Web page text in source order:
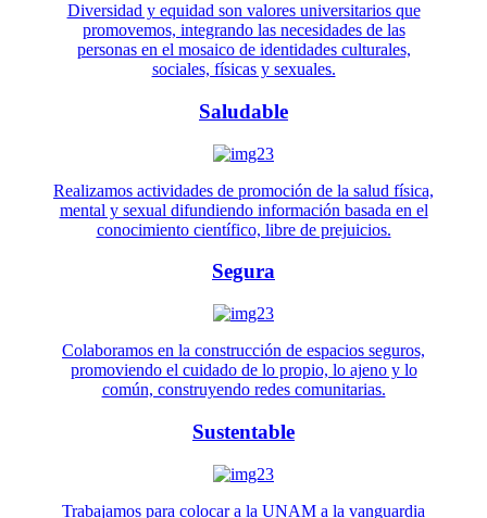
Diversidad y equidad son valores universitarios que
promovemos, integrando las necesidades de las
personas en el mosaico de identidades culturales,
sociales, físicas y sexuales.
Saludable
Realizamos actividades de promoción de la salud física,
mental y sexual difundiendo información basada en el
conocimiento científico, libre de prejuicios.
Segura
Colaboramos en la construcción de espacios seguros,
promoviendo el cuidado de lo propio, lo ajeno y lo
común, construyendo redes comunitarias.
Sustentable
Trabajamos para colocar a la UNAM a la vanguardia